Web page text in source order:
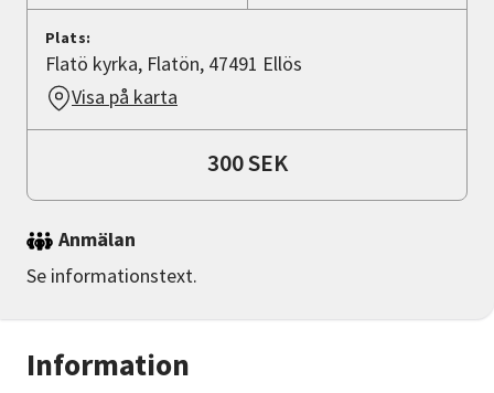
Information
Plats:
Flatö kyrka, Flatön, 47491 Ellös
Visa på karta
300 SEK
Anmälan
Se informationstext.